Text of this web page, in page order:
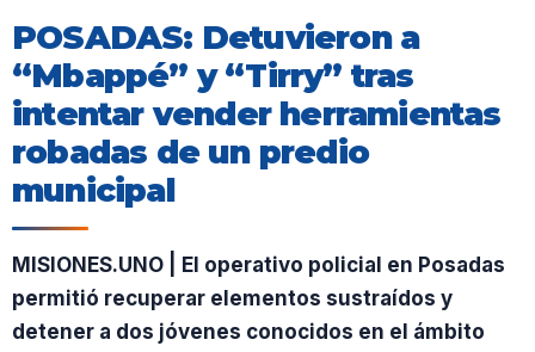
POSADAS: Detuvieron a
“Mbappé” y “Tirry” tras
intentar vender herramientas
robadas de un predio
municipal
MISIONES.UNO | El operativo policial en Posadas
permitió recuperar elementos sustraídos y
detener a dos jóvenes conocidos en el ámbito